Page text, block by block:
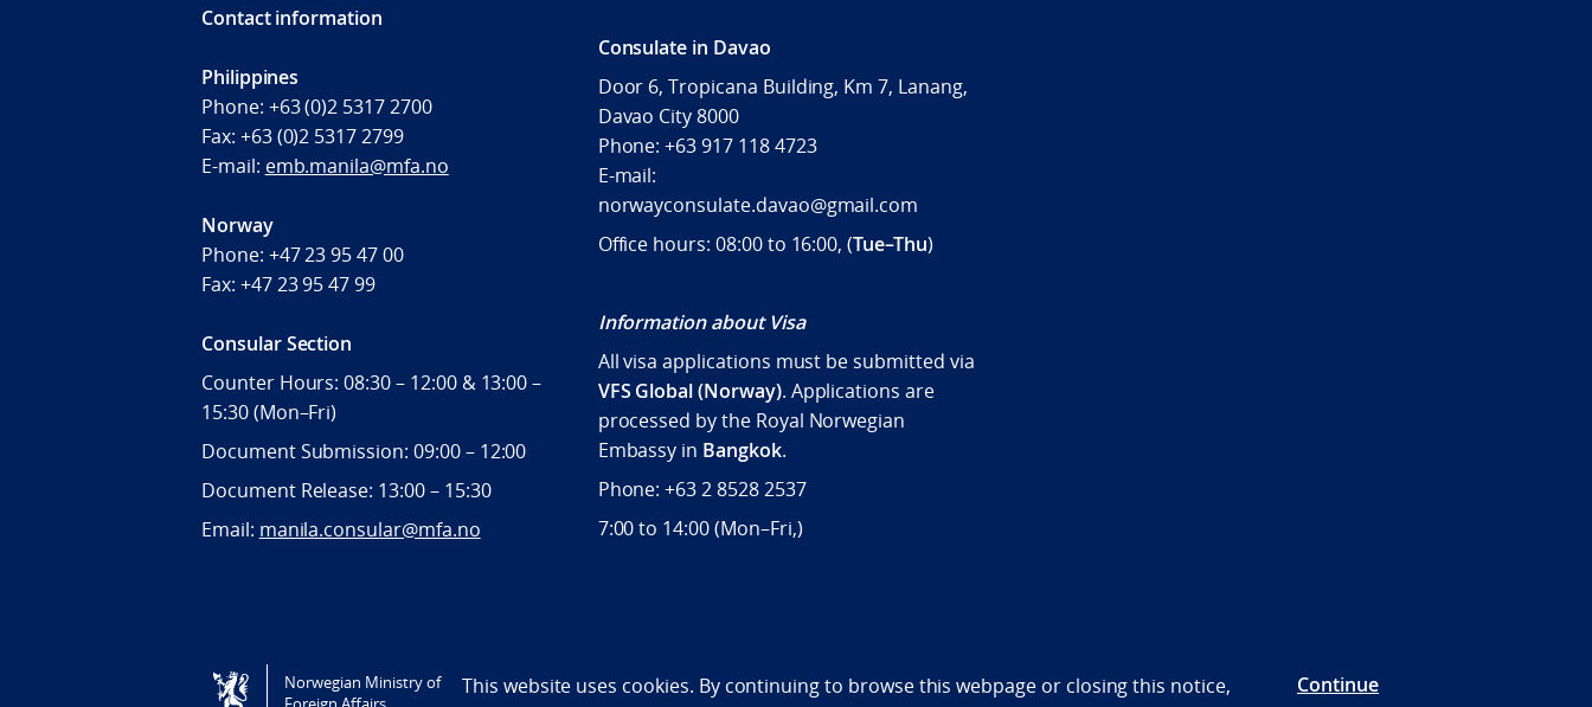
Contact information
Philippines
Phone: +63 (0)2 5317 2700
Fax: +63 (0)2 5317 2799
E-mail: emb.manila@mfa.no
Norway
Phone: +47 23 95 47 00
Fax: +47 23 95 47 99
Consular Section
Counter Hours: 08:30 – 12:00 & 13:00 –
15:30 (Mon–Fri)
Document Submission: 09:00 – 12:00
Document Release: 13:00 – 15:30
Email: manila.consular@mfa.no
Consulate in Davao
Door 6, Tropicana Building, Km 7, Lanang,
Davao City 8000
Phone: +63 917 118 4723
E-mail:
norwayconsulate.davao@gmail.com
Office hours: 08:00 to 16:00, (Tue–Thu)
Information about Visa
All visa applications must be submitted via
VFS Global (Norway). Applications are
processed by the Royal Norwegian
Embassy in Bangkok.
Phone: +63 2 8528 2537
7:00 to 14:00 (Mon–Fri,)
Tilgjengelighetserklæring / Accessibility statement (NO)
Norwegian Ministry of
This website uses cookies. By continuing to browse this webpage or closing this notice,
Continue